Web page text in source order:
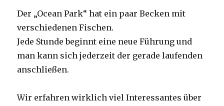
Der „Ocean Park“ hat ein paar Becken mit
verschiedenen Fischen.
Jede Stunde beginnt eine neue Führung und
man kann sich jederzeit der gerade laufenden
anschließen.
Wir erfahren wirklich viel Interessantes über